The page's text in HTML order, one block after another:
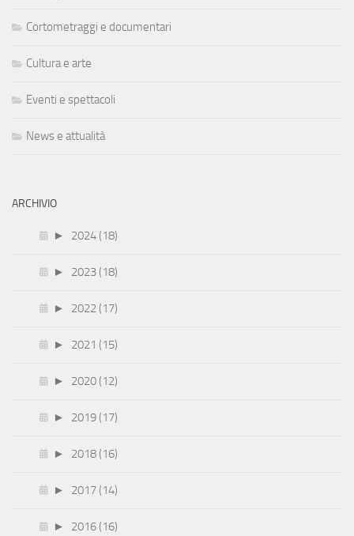
Cortometraggi e documentari
Cultura e arte
Eventi e spettacoli
News e attualità
ARCHIVIO
► 2024 (18)
► 2023 (18)
► 2022 (17)
► 2021 (15)
► 2020 (12)
► 2019 (17)
► 2018 (16)
► 2017 (14)
► 2016 (16)